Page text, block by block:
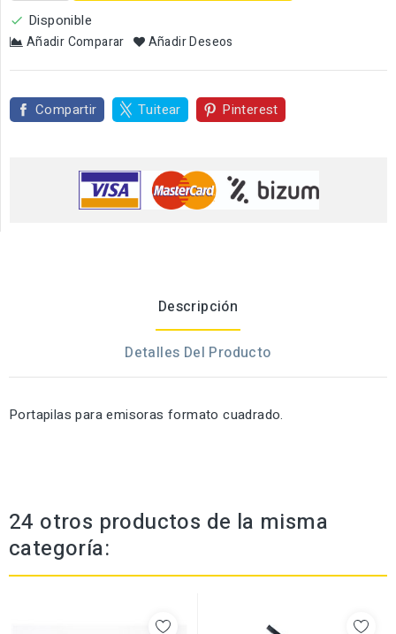
 Disponible
Añadir Comparar Añadir Deseos
Compartir Tuitear Pinterest
Descripción
Detalles Del Producto
Portapilas para emisoras formato cuadrado.
24 otros productos de la misma
categoría: